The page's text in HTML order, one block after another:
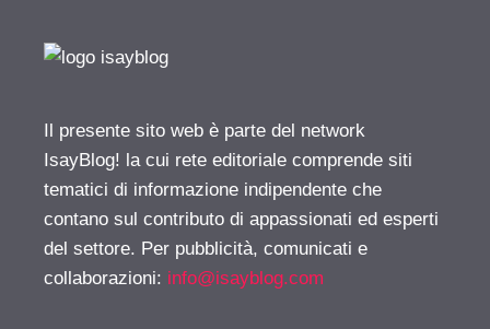
Il presente sito web è parte del network
IsayBlog! la cui rete editoriale comprende siti
tematici di informazione indipendente che
contano sul contributo di appassionati ed esperti
del settore. Per pubblicità, comunicati e
collaborazioni: info@isayblog.com